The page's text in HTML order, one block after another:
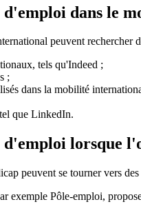
dans le
peuvent rechercher
tels qu'Indeed ;
;
dans la mobilité
que LinkedIn.
lorsque
peuvent se tourner vers
exemple Pôle-emploi,